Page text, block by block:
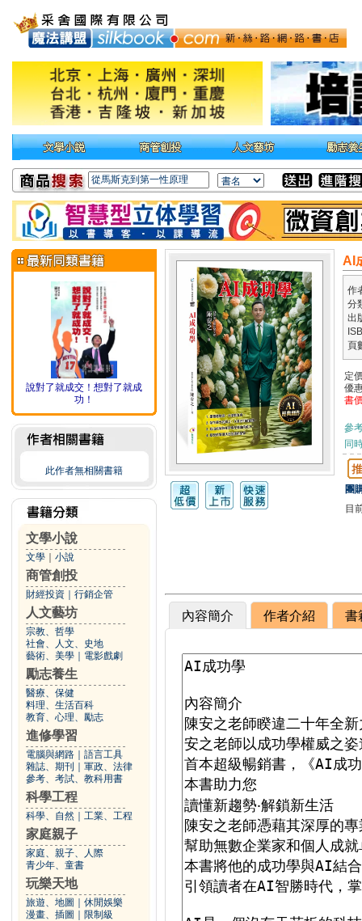
說對了就成交！想對了就成
功！
此作者無相關書籍
文學小說
文學 小說
商管創投
財經投資 行銷企管
人文藝坊
宗教、哲學
社會、人文、史地
藝術、美學
電影戲劇
勵志養生
醫療、保健
料理、生活百科
教育、心理、勵志
進修學習
電腦與網路
語言工具
雜誌、期刊
軍政、法律
參考、考試、教科用書
科學工程
科學、自然 工業、工程
家庭親子
家庭、親子、人際
青少年、童書
玩樂天地
旅遊、地圖
休閒娛樂
漫畫、插圖
限制級
AI
作
分
出
頁
定
優
書
參
同
團
目
內容簡介 作者介紹 書